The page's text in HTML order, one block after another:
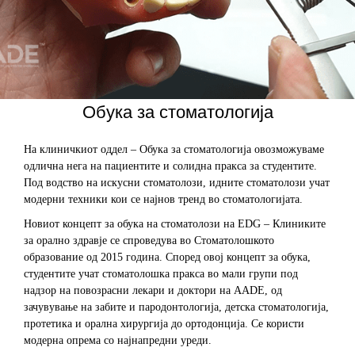
Обука за стоматологија
На клиничкиот оддел – Обука за стоматологија овозможуваме
одлична нега на пациентите и солидна пракса за студентите.
Под водство на искусни стоматолози, идните стоматолози учат
модерни техники кои се најнов тренд во стоматологијата.
Новиот концепт за обука на стоматолози на EDG – Клиниките
за орално здравје се спроведува во Стоматолошкото
образование од 2015 година. Според овој концепт за обука,
студентите учат стоматолошка пракса во мали групи под
надзор на повозрасни лекари и доктори на AADE, од
зачувување на забите и пародонтологија, детска стоматологија,
протетика и орална хирургија до ортодонција. Се користи
модерна опрема со најнапредни уреди.